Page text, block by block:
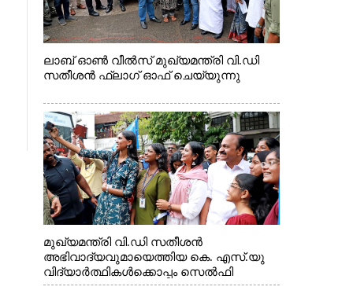
ലാബ് ഓൺ വീൽസ് മുഖ്യമന്ത്രി വി.ഡി
സതീശൻ ഫ്ലാഗ് ഓഫ് ചെയ്യുന്നു
മുഖ്യമന്ത്രി വി.ഡി സതീശൻ
അഭിവാദ്യവുമായെത്തിയ കെ. എസ്.യു
വിദ്യാർത്ഥികൾക്കൊപ്പം സെൽഫി
എടുത്തപ്പോൾ